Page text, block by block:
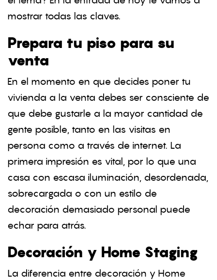
mostrar todas las claves.
Prepara tu piso para su
venta
En el momento en que decides poner tu
vivienda a la venta debes ser consciente de
que debe gustarle a la mayor cantidad de
gente posible, tanto en las visitas en
persona como a través de internet. La
primera impresión es vital, por lo que una
casa con escasa iluminación, desordenada,
sobrecargada o con un estilo de
decoración demasiado personal puede
echar para atrás.
Decoración y Home Staging
La diferencia entre decoración y Home